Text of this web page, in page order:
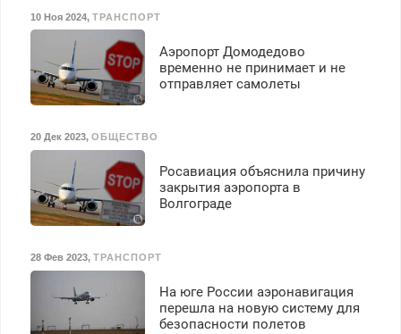
10 Ноя 2024, ТРАНСПОРТ
Аэропорт Домодедово
временно не принимает и не
отправляет самолеты
20 Дек 2023, ОБЩЕСТВО
Росавиация объяснила причину
закрытия аэропорта в
Волгограде
28 Фев 2023, ТРАНСПОРТ
На юге России аэронавигация
перешла на новую систему для
безопасности полетов